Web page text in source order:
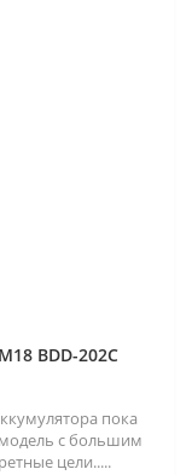
BDD-202C
пока
модель с большим
цели.....